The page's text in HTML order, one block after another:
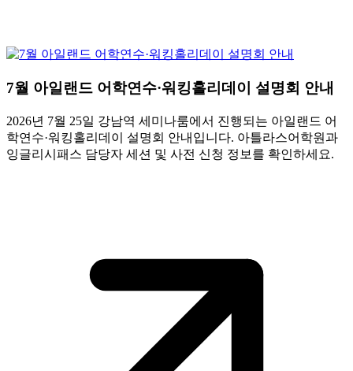
7월 아일랜드 어학연수·워킹홀리데이 설명회 안내
2026년 7월 25일 강남역 세미나룸에서 진행되는 아일랜드 어
학연수·워킹홀리데이 설명회 안내입니다. 아틀라스어학원과
잉글리시패스 담당자 세션 및 사전 신청 정보를 확인하세요.